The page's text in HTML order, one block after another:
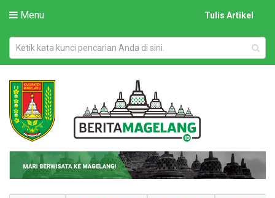
Menu Tulis Artikel